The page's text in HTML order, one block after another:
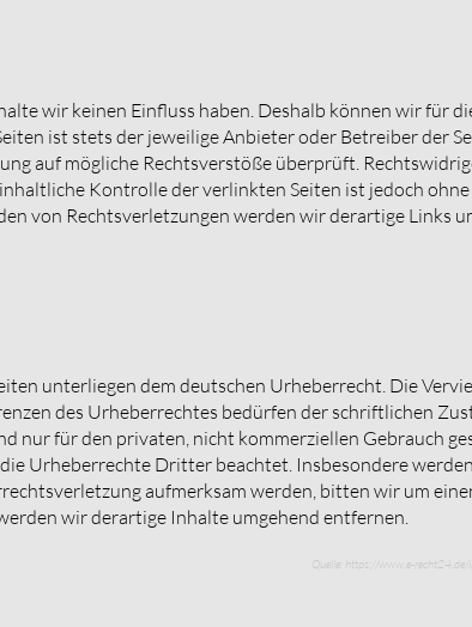
wir keinen Einfluss haben. Deshalb können wir für
ist stets der jeweilige Anbieter oder Betreiber der
auf mögliche Rechtsverstöße überprüft.
Kontrolle der verlinkten Seiten ist jedoch
von Rechtsverletzungen werden wir derartige Links
unterliegen dem deutschen Urheberrecht. Die
des Urheberrechtes bedürfen der schriftlichen
nur für den privaten, nicht kommerziellen Gebrauch
Urheberrechte Dritter beachtet. Insbesondere
aufmerksam werden, bitten wir um
wir derartige Inhalte umgehend entfernen.
Quelle: https://www.e-recht24.de/